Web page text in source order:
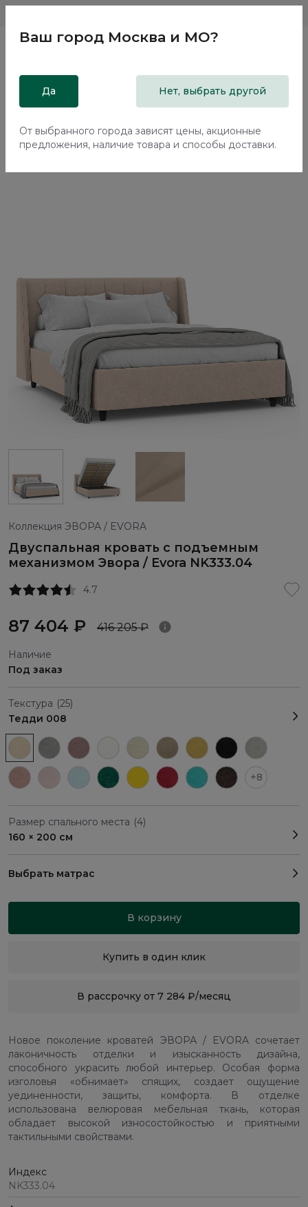
Главная
Кровати
Двуспальная кровать с подъемным механизмом Эвора /
Коллекция ЭВОРА / EVORA
Двуспальная кровать с подъемным
механизмом Эвора / Evora NK333.04
4.7
87 404 ₽ 416 205 ₽
Наличие
Под заказ
Текстура (25)
Тедди 008
+8
Размер спального места (4)
160 × 200 см
Выбрать матрас
В корзину
Купить в один клик
В рассрочку от 7 284 ₽/месяц
Новое поколение кроватей ЭВОРА / EVORA сочетает
лаконичность отделки и изысканность дизайна,
способного украсить любой интерьер. Особая форма
изголовья «обнимает» спящих, создает ощущение
уединенности, защиты, комфорта. В отделке
использована велюровая мебельная ткань, которая
обладает высокой износостойкостью и приятными
тактильными свойствами.
Индекс
NK333.04
Ваш город Москва и МО?
Да Нет, выбрать другой
От выбранного города зависят цены, акционные
предложения, наличие товара и способы доставки.